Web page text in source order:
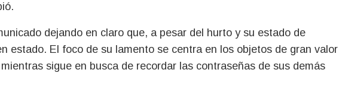
dejando en claro que, a pesar del hurto y su estado de
estado. El foco de su lamento se centra en los objetos de gran valor
sigue en busca de recordar las contraseñas de sus demás